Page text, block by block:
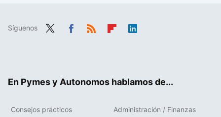
Síguenos
En Pymes y Autonomos hablamos de...
Consejos prácticos Administración / Finanzas